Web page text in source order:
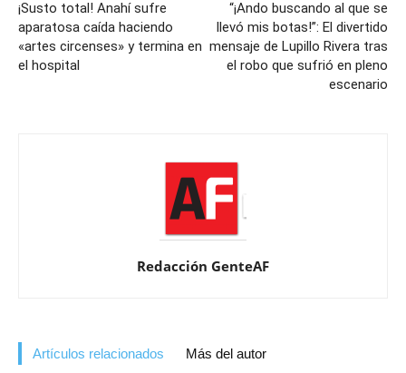
¡Susto total! Anahí sufre
aparatosa caída haciendo
«artes circenses» y termina en
el hospital
“¡Ando buscando al que se
llevó mis botas!”: El divertido
mensaje de Lupillo Rivera tras
el robo que sufrió en pleno
escenario
Redacción GenteAF
Artículos relacionados Más del autor